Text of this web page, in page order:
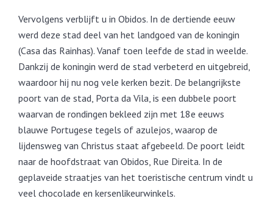
Vervolgens verblijft u in Obidos. In de dertiende eeuw
werd deze stad deel van het landgoed van de koningin
(Casa das Rainhas). Vanaf toen leefde de stad in weelde.
Dankzij de koningin werd de stad verbeterd en uitgebreid,
waardoor hij nu nog vele kerken bezit. De belangrijkste
poort van de stad, Porta da Vila, is een dubbele poort
waarvan de rondingen bekleed zijn met 18e eeuws
blauwe Portugese tegels of azulejos, waarop de
lijdensweg van Christus staat afgebeeld. De poort leidt
naar de hoofdstraat van Obidos, Rue Direita. In de
geplaveide straatjes van het toeristische centrum vindt u
veel chocolade en kersenlikeurwinkels.